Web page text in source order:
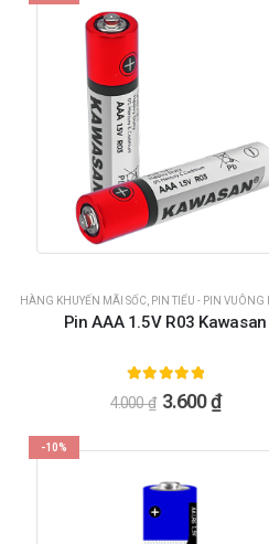
HÀNG KHUYẾN MÃI SỐC PIN TIỂU - PIN VUÔNG
Pin AAA 1.5V R03 Kawasan
ngoài 5
4.000₫ 3.600₫
-10%